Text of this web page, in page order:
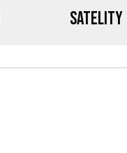
Satelity